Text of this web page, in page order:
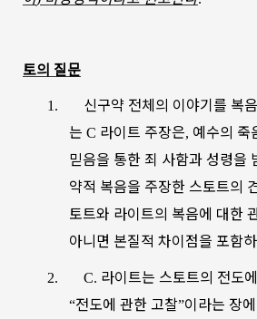
토의 질문
1. 신구약 전체의 이야기를 복
는 C 라이트 주장은, 예수의 죽
믿음을 통한 죄 사함과성령을
약적 복음을 주장한스토트의
토트와 라이트의 복음에 대한
아니면 본질적 차이점을 포함
2. C. 라이트는 스토트의 전도에
“전도에 관한고찰”이라는 장